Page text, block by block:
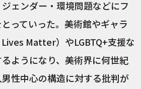
ェンダー・環境問題などにフ
っていった。美術館やギャラ
Matter）やLGBTQ+支援な
ようになり、美術界に何世紀
性中心の構造に対する批判が